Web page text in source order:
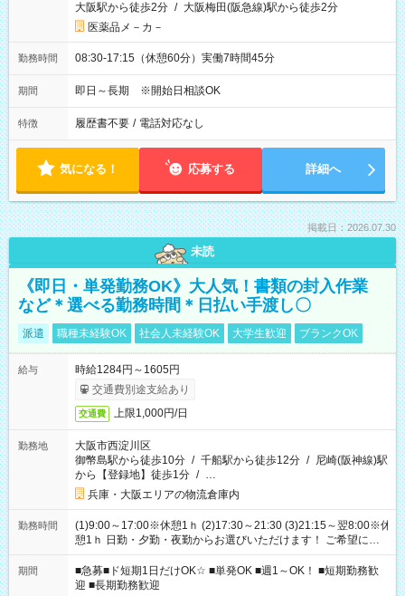
大阪駅から徒歩2分 / 大阪梅田(阪急線)駅から徒歩2分
医薬品メ－カ－
勤務時間 08:30-17:15（休憩60分）実働7時間45分
期間 即日～長期 ※開始日相談OK
特徴 履歴書不要 / 電話対応なし
気になる！ 応募する 詳細へ
掲載日：2026.07.30
未読
《即日・単発勤務OK》大人気！書類の封入作業
など＊選べる勤務時間＊日払い手渡し〇
派遣 職種未経験OK 社会人未経験OK 大学生歓迎 ブランクOK
給与
時給1284円～1605円
交通費別途支給あり
交通費 上限1,000円/日
勤務地
大阪市西淀川区
御幣島駅から徒歩10分 / 千船駅から徒歩12分 / 尼崎(阪神線)駅
から【登録地】徒歩1分 / …
兵庫・大阪エリアの物流倉庫内
勤務時間
(1)9:00～17:00※休憩1ｈ (2)17:30～21:30 (3)21:15～翌8:00※休
憩1ｈ 日勤・夕勤・夜勤からお選びいただけます！ ご希望に合
わせて働けるお仕事です(*^^*) 【その他選べる勤務時間】 8-17
時/9-17時/9-18時/10-18時/11-21時/18-22時/20-翌4時/21-翌5
時/22-翌6時/0-翌8時 ご自身のご都合で選んで頂ける完全自由シ
期間
■急募■ド短期1日だけOK☆ ■単発OK ■週1～OK！ ■短期勤務歓
迎 ■長期勤務歓迎